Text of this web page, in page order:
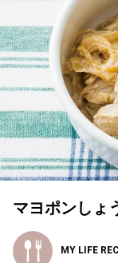
マヨポンし
MY LIFE